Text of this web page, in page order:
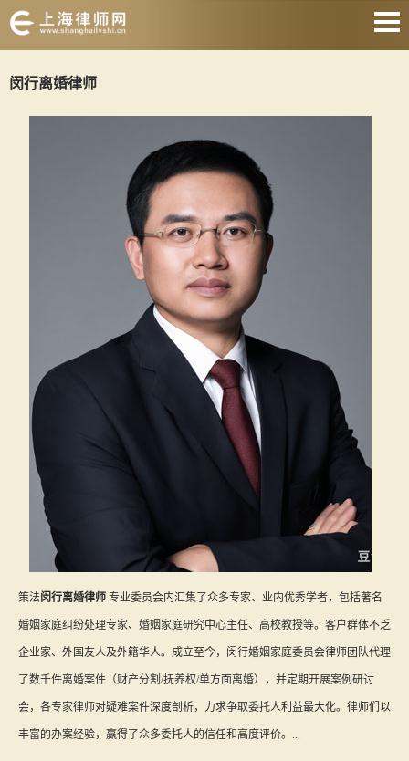
房产纠纷
合同纠纷
征地拆迁
劳动纠纷
关于我们
闵行离婚律师
策法闵行离婚律师 专业委员会内汇集了众多专家、业内优秀学者，包括著名
婚姻家庭纠纷处理专家、婚姻家庭研究中心主任、高校教授等。客户群体不乏
企业家、外国友人及外籍华人。成立至今，闵行婚姻家庭委员会律师团队代理
了数千件离婚案件（财产分割/抚养权/单方面离婚），并定期开展案例研讨
会，各专家律师对疑难案件深度剖析，力求争取委托人利益最大化。律师们以
丰富的办案经验，赢得了众多委托人的信任和高度评价。...